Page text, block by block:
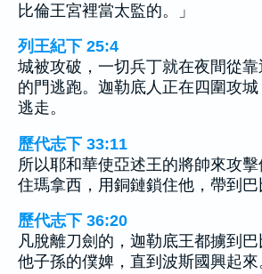
比倫王宮裡當太監的。」
列王紀下 25:4
城被攻破，一切兵丁就在夜間從
的門逃跑。迦勒底人正在四圍攻
逃走。
歷代志下 33:11
所以耶和華使亞述王的將帥來攻
住瑪拿西，用銅鏈鎖住他，帶到巴
歷代志下 36:20
凡脫離刀劍的，迦勒底王都擄到
他子孫的僕婢，直到波斯國興起來